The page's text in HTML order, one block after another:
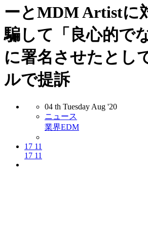
ーとMDM Artistに
騙して「良心的で
に署名させたとし
ルで提訴
04 th Tuesday Aug '20
ニュース
業界EDM
17 11
17 11